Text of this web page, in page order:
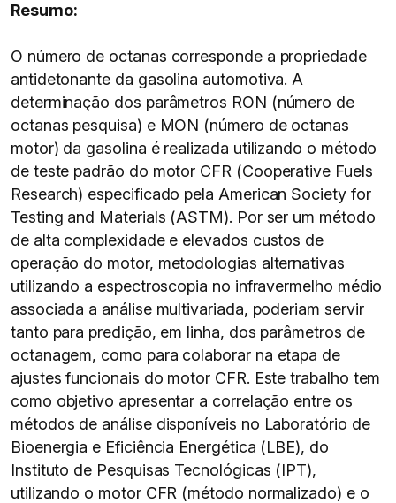
Resumo:
O número de octanas corresponde a propriedade
antidetonante da gasolina automotiva. A
determinação dos parâmetros RON (número de
octanas pesquisa) e MON (número de octanas
motor) da gasolina é realizada utilizando o método
de teste padrão do motor CFR (Cooperative Fuels
Research) especificado pela American Society for
Testing and Materials (ASTM). Por ser um método
de alta complexidade e elevados custos de
operação do motor, metodologias alternativas
utilizando a espectroscopia no infravermelho médio
associada a análise multivariada, poderiam servir
tanto para predição, em linha, dos parâmetros de
octanagem, como para colaborar na etapa de
ajustes funcionais do motor CFR. Este trabalho tem
como objetivo apresentar a correlação entre os
métodos de análise disponíveis no Laboratório de
Bioenergia e Eficiência Energética (LBE), do
Instituto de Pesquisas Tecnológicas (IPT),
utilizando o motor CFR (método normalizado) e o